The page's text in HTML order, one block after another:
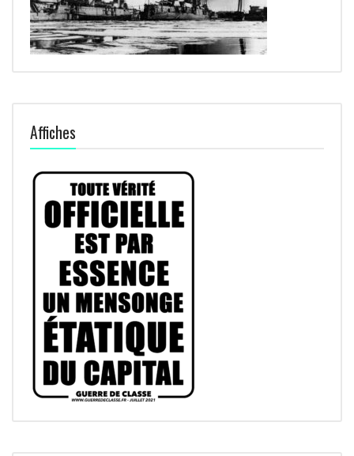
Affiches